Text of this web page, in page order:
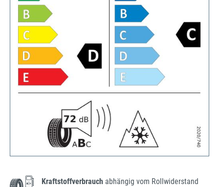
Kraftstoffverbrauch abhängig vom Rollwiderstand